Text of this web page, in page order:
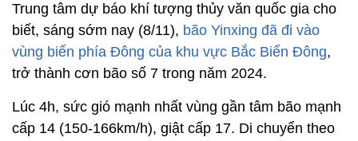
Trung tâm dự báo khí tượng thủy văn quốc gia cho
biết, sáng sớm nay (8/11), bão Yinxing đã đi vào
vùng biển phía Đông của khu vực Bắc Biển Đông,
trở thành cơn bão số 7 trong năm 2024.
Lúc 4h, sức gió mạnh nhất vùng gần tâm bão mạnh
cấp 14 (150-166km/h), giật cấp 17. Di chuyển theo